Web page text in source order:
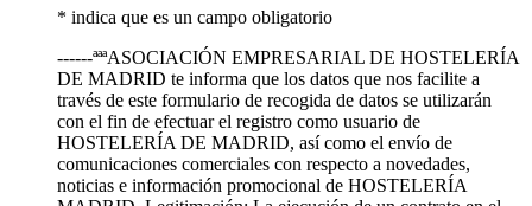
* indica que es un campo obligatorio
------ªªªASOCIACIÓN EMPRESARIAL DE HOSTELERÍA
DE MADRID te informa que los datos que nos facilite a
través de este formulario de recogida de datos se utilizarán
con el fin de efectuar el registro como usuario de
HOSTELERÍA DE MADRID, así como el envío de
comunicaciones comerciales con respecto a novedades,
noticias e información promocional de HOSTELERÍA